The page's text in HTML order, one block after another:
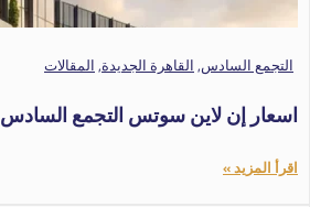
التجمع السادس,القاهرة الجديدة,المقالات
اسعار إن لاين سوتس التجمع السادس
اقرأ المزيد »